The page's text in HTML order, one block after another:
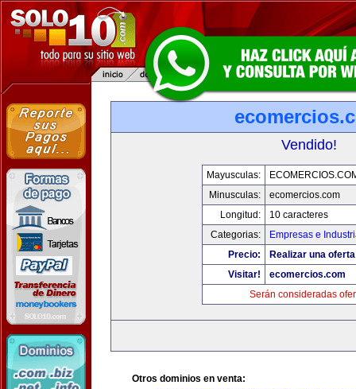
Vendido!
Mayusculas:
Minusculas:
ecomercios.com
Longitud:
10 caracteres
Categorias:
Empresas e
Precio:
Realizar una
Visitar!
ecomercios.com
Serán consideradas
Otros dominios en venta: